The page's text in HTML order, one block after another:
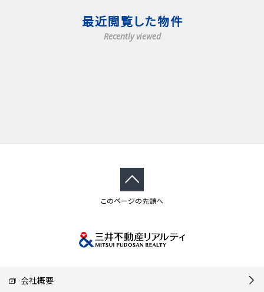
最近閲覧した物件
Recently viewed
このページの先頭へ
会社概要